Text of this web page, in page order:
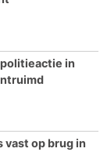
in
vast op brug in